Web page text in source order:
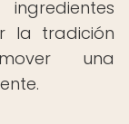
la tradición
una